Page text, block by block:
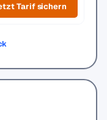
Tarif sichern